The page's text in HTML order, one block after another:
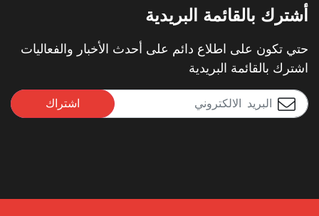
أشترك بالقائمة البريدية
حتي تكون على اطلاع دائم على أحدث الأخبار والفعاليات
اشترك بالقائمة البريدية
اشتراك